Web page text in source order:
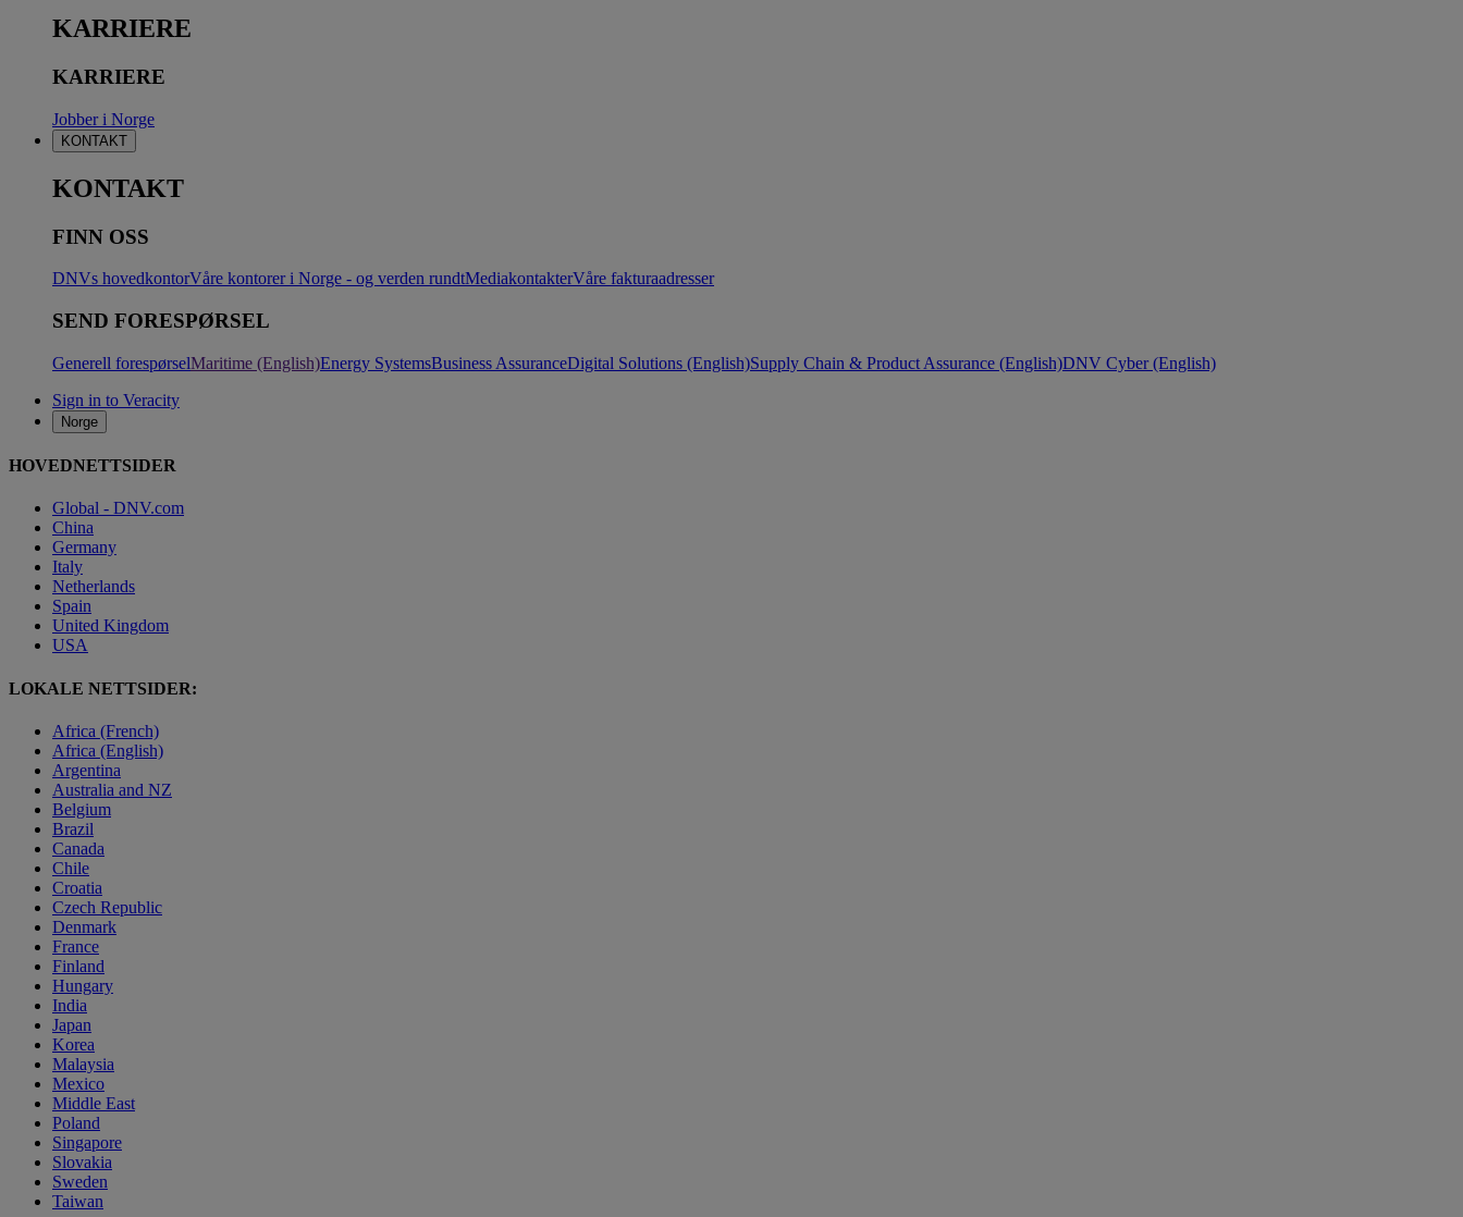
KARRIERE
KARRIERE
Jobber i Norge
KONTAKT
KONTAKT
FINN OSS
DNVs hovedkontorVåre kontorer i Norge - og verden rundtMediakontakterVåre fakturaadresser
SEND FORESPØRSEL
Generell forespørselMaritime (English)Energy SystemsBusiness AssuranceDigital Solutions (English)Supply Chain & Product Assurance (English)DNV Cyber (English)
Sign in to Veracity
Norge
HOVEDNETTSIDER
Global - DNV.com
China
Germany
Italy
Netherlands
Spain
United Kingdom
USA
LOKALE NETTSIDER:
Africa (French)
Africa (English)
Argentina
Australia and NZ
Belgium
Brazil
Canada
Chile
Croatia
Czech Republic
Denmark
France
Finland
Hungary
India
Japan
Korea
Malaysia
Mexico
Middle East
Poland
Singapore
Slovakia
Sweden
Taiwan